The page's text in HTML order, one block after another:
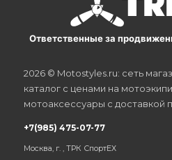
Ответственные за
2026 © Motostyles.ru: сеть
каталог с ценами на
мотоаксессуары с доставкой
+7(985) 475-07-77
Москва, г. , ТРК СпортЕХ